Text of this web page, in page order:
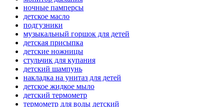
ночные памперсы
детское масло
подгузники
музыкальный горшок для детей
детская присыпка
детские ножницы
стульчик для купания
детский шампунь
накладка на унитаз для детей
детское жидкое мыло
детский термометр
термометр для воды детский